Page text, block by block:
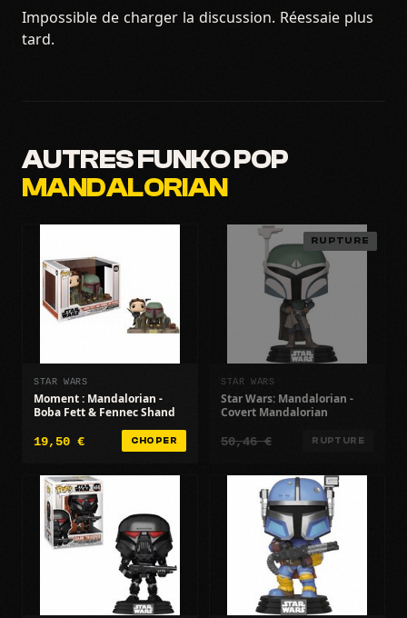
Impossible de charger la discussion. Réessaie plus
tard.
AUTRES FUNKO POP
MANDALORIAN
STAR WARS
Moment : Mandalorian -
Boba Fett & Fennec Shand
19,50 € CHOPER
RUPTURE
STAR WARS
Star Wars: Mandalorian -
Covert Mandalorian
50,46 € RUPTURE